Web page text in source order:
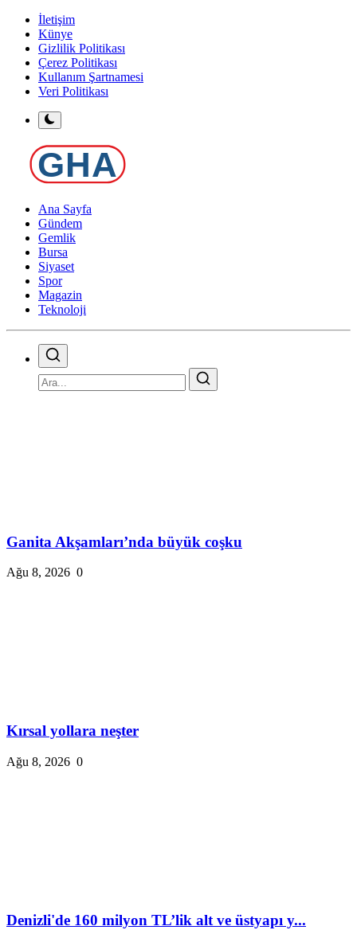
İletişim
Künye
Gizlilik Politikası
Çerez Politikası
Kullanım Şartnamesi
Veri Politikası
Ana Sayfa
Gündem
Gemlik
Bursa
Siyaset
Spor
Magazin
Teknoloji
Ganita Akşamları’nda büyük coşku
Ağu 8, 2026 0
Kırsal yollara neşter
Ağu 8, 2026 0
Denizli'de 160 milyon TL’lik alt ve üstyapı y...